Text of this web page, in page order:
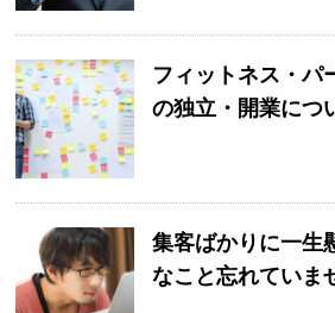
フィットネス・パ
の独立・開業につ
集客ばかりに一生
なこと忘れていま